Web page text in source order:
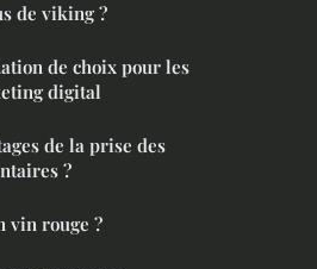
de viking ?
de choix pour les
digital
de la prise des
?
vin rouge ?